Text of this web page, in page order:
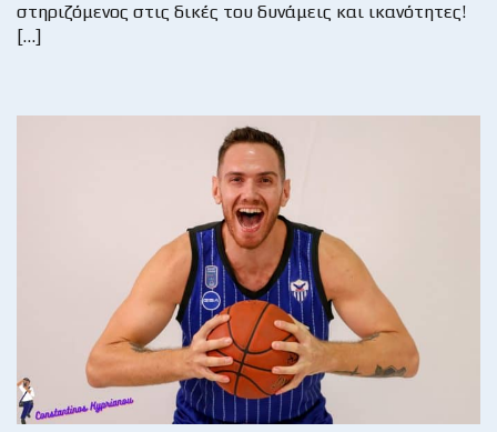
στηριζόμενος στις δικές του δυνάμεις και ικανότητες!
[…]